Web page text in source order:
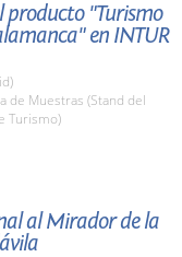
producto "Turismo
en INTUR
de Muestras (Stand del
Turismo)
al Mirador de la